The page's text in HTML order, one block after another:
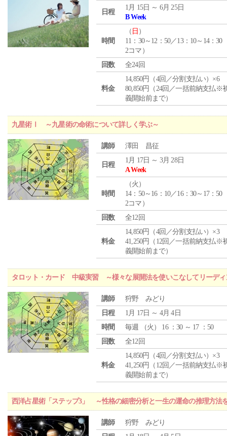
日程
1月 15日 ～ 6月 25日
B Week
時間
（ 日 ）
11：30～12：50／13：10～14：30
2コマ）
回数
全24回
料金
14,850円（4回／分割支払い）×6
80,850円（24回／一括前納支払※
義開始前まで）
九星術Ⅰ ～九星術の命術について詳しく学ぶ～
講師 澤田 昌征
日程
1月 17日 ～ 3月 28日
A Week
時間
（火 ）
14：50～16：10／16：30～17：50
2コマ）
回数
全12回
料金
14,850円（4回／分割支払い）×3
41,250円（12回／一括前納支払※
義開始前まで）
タロット・カード 中級実習 ～様々な展開法を使いこなしてリーディ
講師
狩野 みどり
日程
1月 17日 ～ 4月 4日
時間
毎週 （火 ） 16 ：30 ～ 17 ：50
回数
全12回
料金
14,850円（4回／分割支払い）×3
41,250円（12回／一括前納支払※
義開始前まで）
西洋占星術「ステップ3」 ～性格の細密分析と一生の運命の推理方法
講師
狩野 みどり